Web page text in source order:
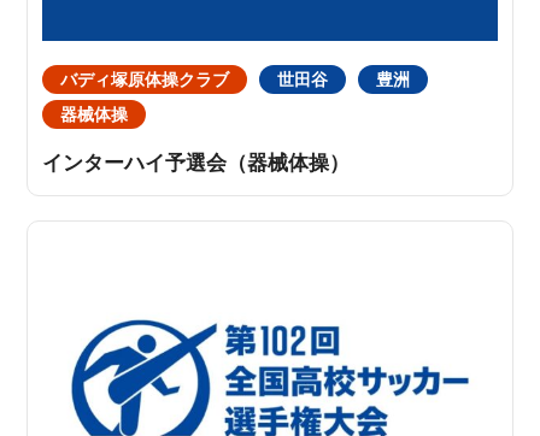
バディ塚原体操クラブ 世田谷
豊洲
器械体操
インターハイ予選会（器械体操）